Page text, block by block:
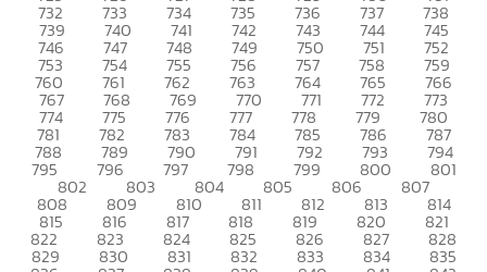
732 733 734 735 736 737 738
739 740 741 742 743 744 745
746 747 748 749 750 751 752
753 754 755 756 757 758 759
760 761 762 763 764 765 766
767 768 769 770 771 772 773
774 775 776 777 778 779 780
781 782 783 784 785 786 787
788 789 790 791 792 793 794
795 796 797 798 799 800 801
802 803 804 805 806 807
808 809 810 811 812 813 814
815 816 817 818 819 820 821
822 823 824 825 826 827 828
829 830 831 832 833 834 835